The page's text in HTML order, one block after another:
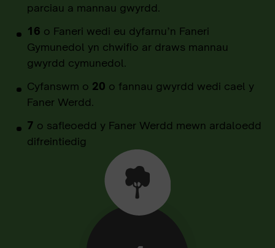
parciau a mannau gwyrdd.
16 o Faneri wedi eu dyfarnu’n Faneri
Gymunedol yn chwifio ar draws mannau
gwyrdd cymunedol.
Cyfanswm o 20 o fannau gwyrdd wedi cael y
Faner Werdd.
7 o safleoedd y Faner Werdd mewn ardaloedd
difreintiedig